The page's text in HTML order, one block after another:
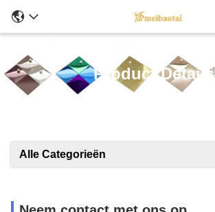
Product Details
Alle Categorieën